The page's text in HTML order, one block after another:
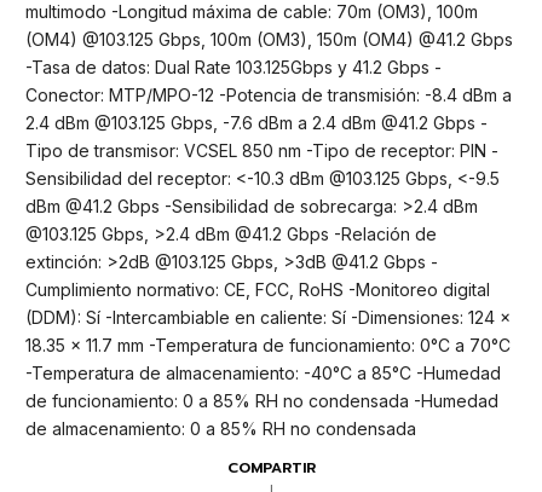
multimodo -Longitud máxima de cable: 70m (OM3), 100m
(OM4) @103.125 Gbps, 100m (OM3), 150m (OM4) @41.2 Gbps
-Tasa de datos: Dual Rate 103.125Gbps y 41.2 Gbps -
Conector: MTP/MPO-12 -Potencia de transmisión: -8.4 dBm a
2.4 dBm @103.125 Gbps, -7.6 dBm a 2.4 dBm @41.2 Gbps -
Tipo de transmisor: VCSEL 850 nm -Tipo de receptor: PIN -
Sensibilidad del receptor: <-10.3 dBm @103.125 Gbps, <-9.5
dBm @41.2 Gbps -Sensibilidad de sobrecarga: >2.4 dBm
@103.125 Gbps, >2.4 dBm @41.2 Gbps -Relación de
extinción: >2dB @103.125 Gbps, >3dB @41.2 Gbps -
Cumplimiento normativo: CE, FCC, RoHS -Monitoreo digital
(DDM): Sí -Intercambiable en caliente: Sí -Dimensiones: 124 x
18.35 x 11.7 mm -Temperatura de funcionamiento: 0°C a 70°C
-Temperatura de almacenamiento: -40°C a 85°C -Humedad
de funcionamiento: 0 a 85% RH no condensada -Humedad
de almacenamiento: 0 a 85% RH no condensada
COMPARTIR